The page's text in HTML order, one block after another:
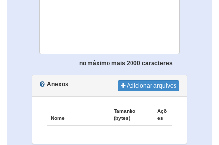
no máximo mais 2000 caracteres
Anexos Adicionar arquivos
Nome
Tamanho
(bytes)
Açõ
es